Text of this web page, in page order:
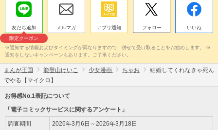
友だち追加
限定クーポン
メルマガ アプリ通知 フォロー いいね
※通知する情報およびタイミングが異なりますので、併せて受け取ることをお勧めします。 ※
通知をしないキャンペーンもあります。ご了承ください。
まんが王国 能登山けいこ 少女漫画 ちゃお
結婚してくれなきゃ死ん
でやる【マイクロ】
お得感No.1表記について
「電子コミックサービスに関するアンケート」
調査期間 2026年3月6日～2026年3月18日